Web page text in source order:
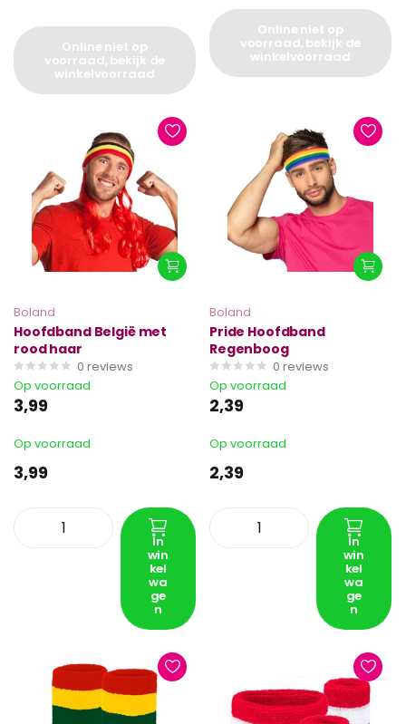
Online niet op
voorraad, bekijk de
winkelvoorraad
Online niet op
voorraad, bekijk de
winkelvoorraad
Boland
Hoofdband België met
rood haar
0 reviews
Op voorraad
3,99
Op voorraad
3,99
In
win
kel
wa
ge
n
Boland
Pride Hoofdband
Regenboog
0 reviews
Op voorraad
2,39
Op voorraad
2,39
In
win
kel
wa
ge
n